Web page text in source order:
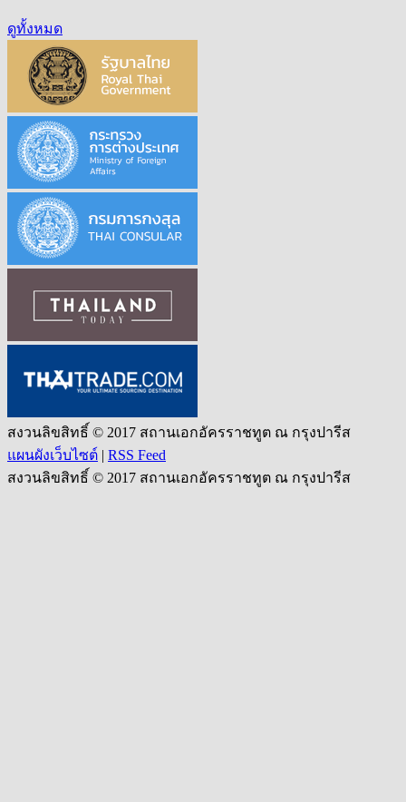
ดูทั้งหมด
สงวนลิขสิทธิ์ © 2017 สถานเอกอัครราชทูต ณ กรุงปารีส
แผนผังเว็บไซต์ | RSS Feed
สงวนลิขสิทธิ์ © 2017 สถานเอกอัครราชทูต ณ กรุงปารีส